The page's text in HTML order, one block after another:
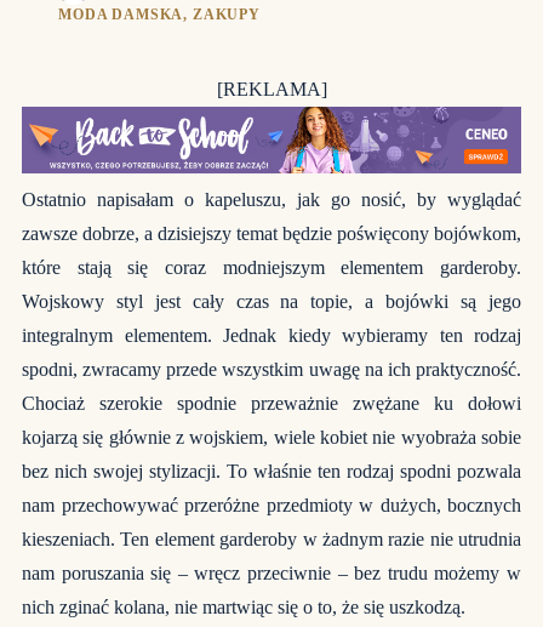
MODA DAMSKA, ZAKUPY
[REKLAMA]
Ostatnio napisałam o kapeluszu, jak go nosić, by wyglądać
zawsze dobrze, a dzisiejszy temat będzie poświęcony bojówkom,
które stają się coraz modniejszym elementem garderoby.
Wojskowy styl jest cały czas na topie, a bojówki są jego
integralnym elementem. Jednak kiedy wybieramy ten rodzaj
spodni, zwracamy przede wszystkim uwagę na ich praktyczność.
Chociaż szerokie spodnie przeważnie zwężane ku dołowi
kojarzą się głównie z wojskiem, wiele kobiet nie wyobraża sobie
bez nich swojej stylizacji. To właśnie ten rodzaj spodni pozwala
nam przechowywać przeróżne przedmioty w dużych, bocznych
kieszeniach. Ten element garderoby w żadnym razie nie utrudnia
nam poruszania się – wręcz przeciwnie – bez trudu możemy w
nich zginać kolana, nie martwiąc się o to, że się uszkodzą.